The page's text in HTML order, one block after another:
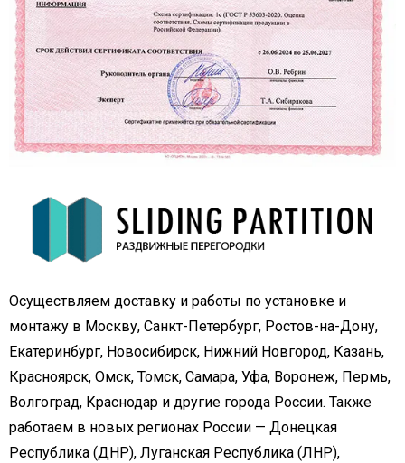
Осуществляем доставку и работы по установке и
монтажу в Москву, Санкт-Петербург, Ростов-на-Дону,
Екатеринбург, Новосибирск, Нижний Новгород, Казань,
Красноярск, Омск, Томск, Самара, Уфа, Воронеж, Пермь,
Волгоград, Краснодар и другие города России. Также
работаем в новых регионах России — Донецкая
Республика (ДНР), Луганская Республика (ЛНР),